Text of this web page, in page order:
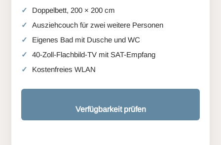
Doppelbett, 200 × 200 cm
Ausziehcouch für zwei weitere Personen
Eigenes Bad mit Dusche und WC
40-Zoll-Flachbild-TV mit SAT-Empfang
Kostenfreies WLAN
Verfügbarkeit prüfen